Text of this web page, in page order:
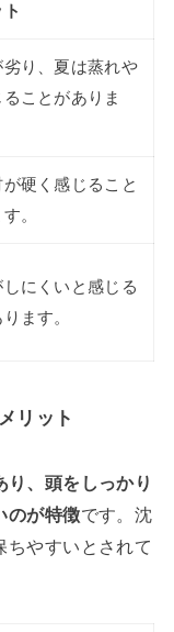
り、夏は蒸れや
ことがありま
硬く感じること
。
にくいと感じる
ます。
リット
り、頭をしっかり
のが特徴です。沈
ちやすいとされて